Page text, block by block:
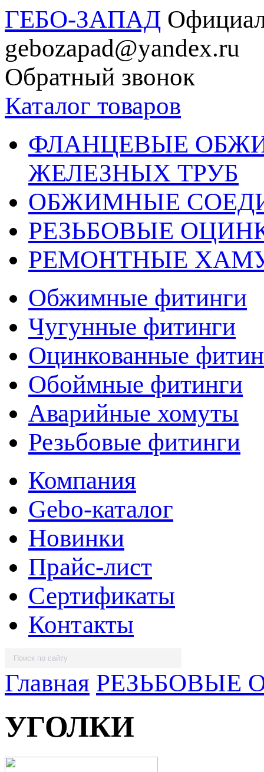
ГЕБО-ЗАПАД
gebozapad@yandex.ru
Обратный звонок
Каталог товаров
ФЛАНЦЕВЫЕ
ЖЕЛЕЗНЫХ ТРУБ
ОБЖИМНЫЕ
РЕЗЬБОВЫЕ
РЕМОНТНЫЕ
Обжимные фитинги
Чугунные фитинги
Оцинкованные
Обоймные фитинги
Аварийные хомуты
Резьбовые фитинги
Компания
Gebo-каталог
Новинки
Прайс-лист
Сертификаты
Контакты
Главная РЕЗЬБОВЫЕ
УГОЛКИ